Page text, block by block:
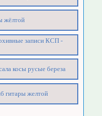
жёлтой
записи КСП -
косы русые береза
гитары желтой